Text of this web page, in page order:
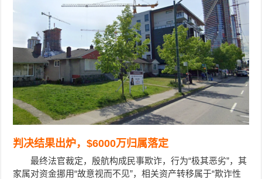
判决结果出炉，$6000万归属落定
最终法官裁定，殷航构成民事欺诈，行为“极其恶劣”，其
家属对资金挪用“故意视而不见”，相关资产转移属于“欺诈性